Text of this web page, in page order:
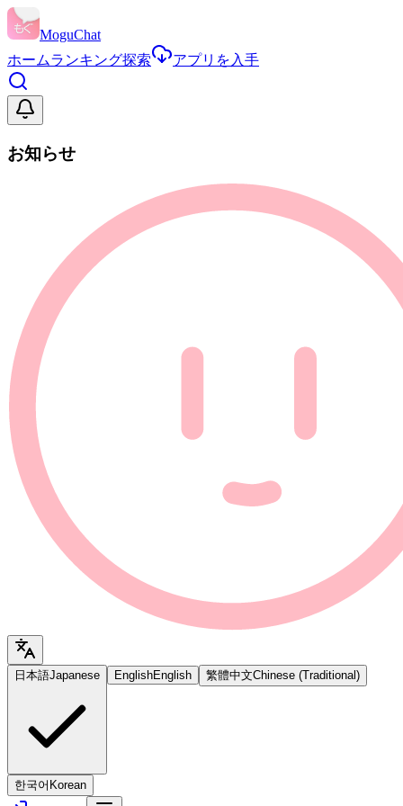
MoguChat
ホームランキング探索 アプリを入手
お知らせ
日本語Japanese EnglishEnglish 繁體中文Chinese (Traditional)
한국어 Korean